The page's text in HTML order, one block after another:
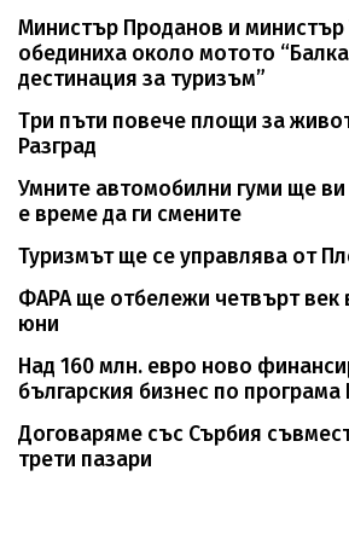
Министър Проданов и министър
обединиха около мотото
дестинация за туризъм”
Три пъти повече площи за
Разград
Умните автомобилни гуми ще ви
е време да ги смените
Туризмът ще се управлява от
ФАРА ще отбележи четвърт век
юни
Над 160 млн. евро ново
българския бизнес по програма
Договаряме със Сърбия
трети пазари